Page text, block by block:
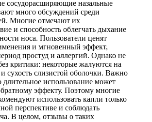
сосудорасширяющие назальные
много обсуждений среди
Многие отмечают их
и способность облегчать дыхание
носа. Пользователи ценят
и мгновенный эффект,
простуд и аллергий. Однако не
критики: некоторые жалуются на
сухость слизистой оболочки. Важно
длительное использование может
эффекту. Поэтому многие
использовать капли только
перспективе и соблюдать
В целом, отзывы о таких